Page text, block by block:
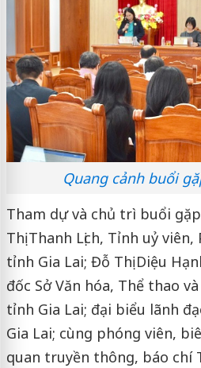
Quang cảnh buổi
Tham dự và chủ trì buổi gặp
Thị Thanh Lịch, Tỉnh uỷ viên,
tỉnh Gia Lai; Đỗ Thị Diệu
đốc Sở Văn hóa, Thể thao
tỉnh Gia Lai; đại biểu lãnh
Gia Lai; cùng phóng viên,
quan truyền thông, báo chí